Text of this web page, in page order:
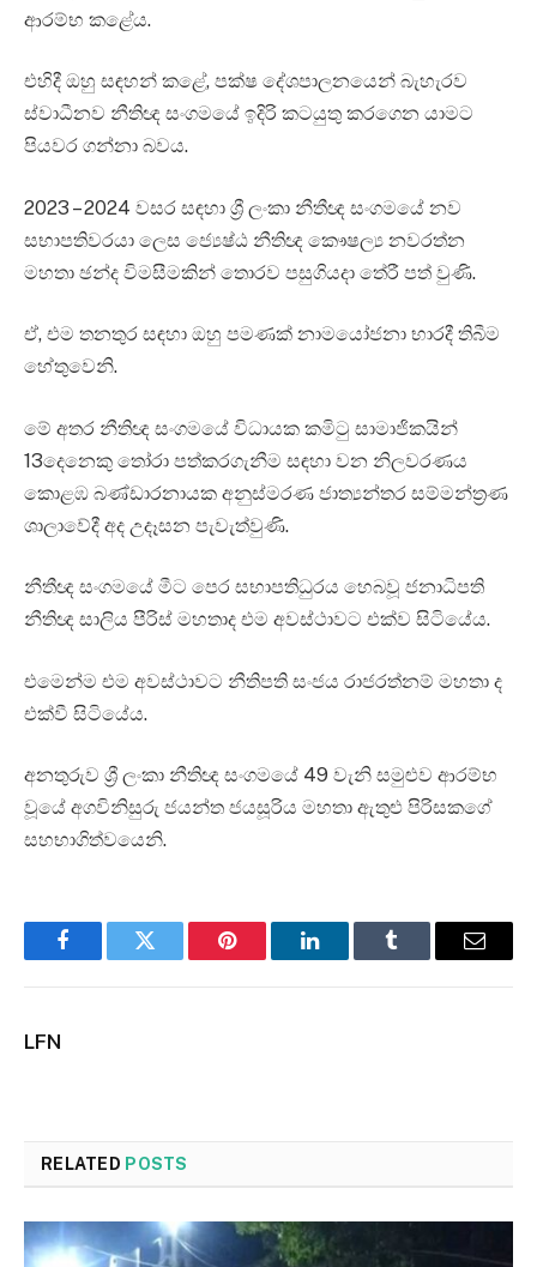
ආරම්භ කළේය.
එහිදී ඔහු සඳහන් කළේ, පක්ෂ දේශපාලනයෙන් බැහැරව
ස්වාධීනව නීතිඥ සංගමයේ ඉදිරි කටයුතු කරගෙන යාමට
පියවර ගන්නා බවය.
2023 – 2024 වසර සඳහා ශ්‍රී ලංකා නීතීඥ සංගමයේ නව
සභාපතිවරයා ලෙස ජ්‍යෙෂ්ඨ නීතිඥ කෞෂල්‍ය නවරත්න
මහතා ඡන්ද විමසීමකින් තොරව පසුගියදා තේරී පත් වුණි.
ඒ, එම තනතුර සඳහා ඔහු පමණක් නාමයෝජනා භාරදී තිබීම
හේතුවෙනි.
මේ අතර නීතිඥ සංගමයේ විධායක කමිටු සාමාජිකයින්
13දෙනෙකු තෝරා පත්කරගැනීම සඳහා වන නිලවරණය
කොළඹ බණ්ඩාරනායක අනුස්මරණ ජාත්‍යන්තර සම්මන්ත්‍රණ
ශාලාවේදී අද උදෑසන පැවැත්වුණි.
නීතීඥ සංගමයේ මීට පෙර සභාපතිධුරය හෙබවූ ජනාධිපති
නීතිඥ සාලිය පීරිස් මහතාද එම අවස්ථාවට එක්ව සිටියේය.
එමෙන්ම එම අවස්ථාවට නීතිපති සංජය රාජරත්නම් මහතා ද
එක්වී සිටියේය.
අනතුරුව ශ්‍රී ලංකා නීතිඥ සංගමයේ 49 වැනි සමුළුව ආරම්භ
වූයේ අගවිනිසුරු ජයන්ත ජයසූරිය මහතා ඇතුළු පිරිසකගේ
සහභාගිත්වයෙනි.
FacebookTwitter Pinterest LinkedInTumblr Email
LFN
RELATED POSTS